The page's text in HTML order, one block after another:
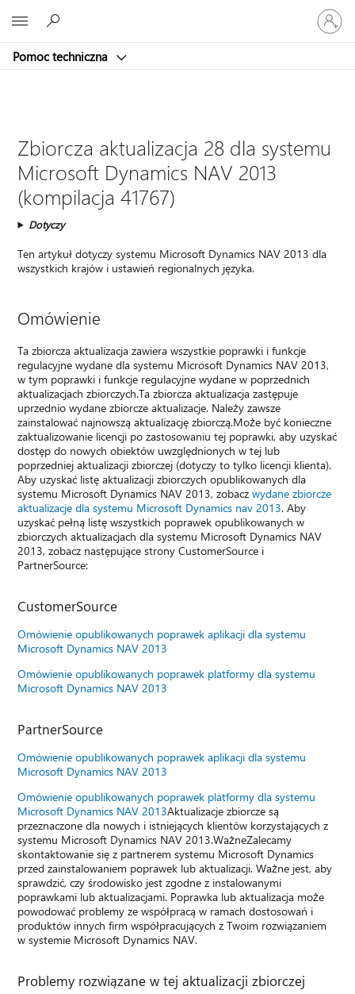
Pomoc techniczna
Zaloguj
się
do
konta
Zbiorcza aktualizacja 28 dla systemu
Microsoft Dynamics NAV 2013
(kompilacja 41767)
Dotyczy
Ten artykuł dotyczy systemu Microsoft Dynamics NAV 2013 dla
wszystkich krajów i ustawień regionalnych języka.
Omówienie
Ta zbiorcza aktualizacja zawiera wszystkie poprawki i funkcje
regulacyjne wydane dla systemu Microsoft Dynamics NAV 2013,
w tym poprawki i funkcje regulacyjne wydane w poprzednich
aktualizacjach zbiorczych.Ta zbiorcza aktualizacja zastępuje
uprzednio wydane zbiorcze aktualizacje. Należy zawsze
zainstalować najnowszą aktualizację zbiorczą.Może być konieczne
zaktualizowanie licencji po zastosowaniu tej poprawki, aby uzyskać
dostęp do nowych obiektów uwzględnionych w tej lub
poprzedniej aktualizacji zbiorczej (dotyczy to tylko licencji klienta).
Aby uzyskać listę aktualizacji zbiorczych opublikowanych dla
systemu Microsoft Dynamics NAV 2013, zobaczwydane zbiorcze
aktualizacje dla systemu Microsoft Dynamics nav 2013. Aby
uzyskać pełną listę wszystkich poprawek opublikowanych w
zbiorczych aktualizacjach dla systemu Microsoft Dynamics NAV
2013, zobacz następujące strony CustomerSource i
PartnerSource:
CustomerSource
Omówienie opublikowanych poprawek aplikacji dla systemu
Microsoft Dynamics NAV 2013
Omówienie opublikowanych poprawek platformy dla systemu
Microsoft Dynamics NAV 2013
PartnerSource
Omówienie opublikowanych poprawek aplikacji dla systemu
Microsoft Dynamics NAV 2013
Omówienie opublikowanych poprawek platformy dla systemu
Microsoft Dynamics NAV 2013Aktualizacje zbiorcze są
przeznaczone dla nowych i istniejących klientów korzystających z
systemu Microsoft Dynamics NAV 2013.WażneZalecamy
skontaktowanie się z partnerem systemu Microsoft Dynamics
przed zainstalowaniem poprawek lub aktualizacji. Ważne jest, aby
sprawdzić, czy środowisko jest zgodne z instalowanymi
poprawkami lub aktualizacjami. Poprawka lub aktualizacja może
powodować problemy ze współpracą w ramach dostosowań i
produktów innych firm współpracujących z Twoim rozwiązaniem
w systemie Microsoft Dynamics NAV.
Problemy rozwiązane w tej aktualizacji zbiorczej